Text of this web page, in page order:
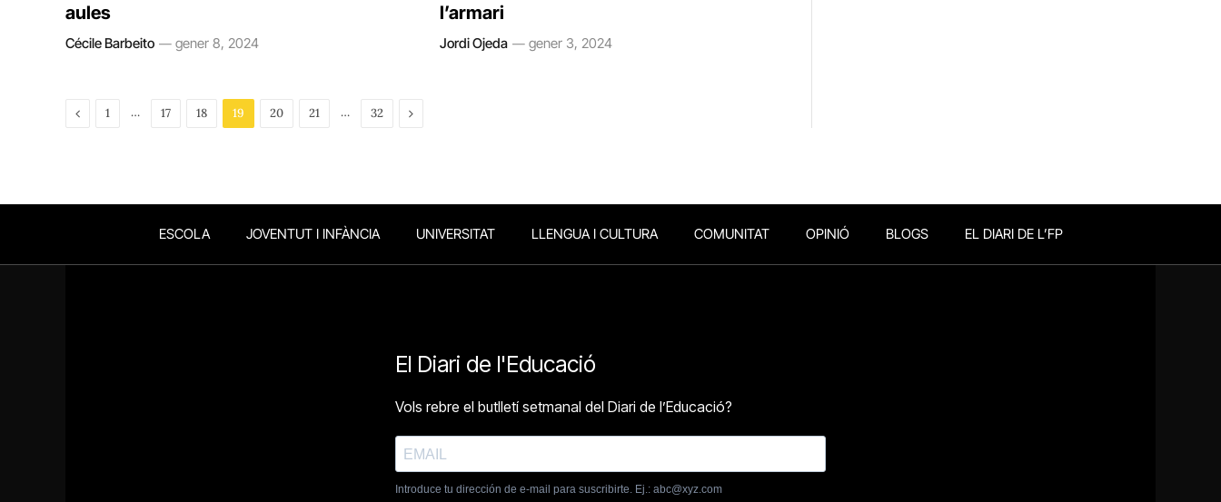
aules
Cécile Barbeito gener 8, 2024
l’armari
Jordi Ojeda gener 3, 2024
Previous
1 … 17 18 19 20 21 … 32 Next
ESCOLA JOVENTUT I INFÀNCIA UNIVERSITAT LLENGUA I CULTURA COMUNITAT OPINIÓ BLOGS EL DIARI DE L’FP